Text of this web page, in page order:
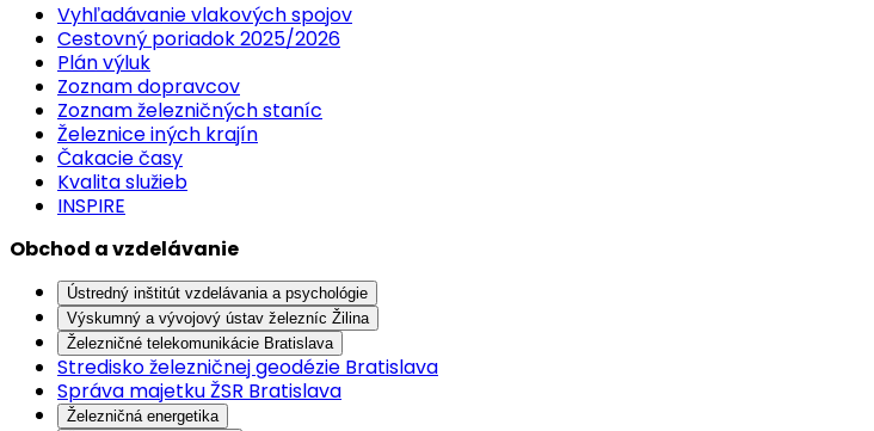
Vyhľadávanie vlakových spojov
Cestovný poriadok 2025/2026
Plán výluk
Zoznam dopravcov
Zoznam železničných staníc
Železnice iných krajín
Čakacie časy
Kvalita služieb
INSPIRE
Obchod a vzdelávanie
Ústredný inštitút vzdelávania a psychológie
Výskumný a vývojový ústav železníc Žilina
Železničné telekomunikácie Bratislava
Stredisko železničnej geodézie Bratislava
Správa majetku ŽSR Bratislava
Železničná energetika